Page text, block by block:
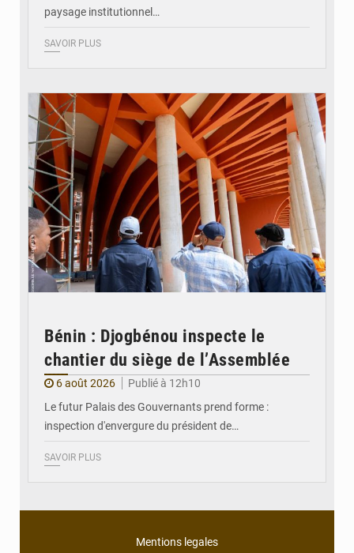
paysage institutionnel…
SAVOIR PLUS
Bénin : Djogbénou inspecte le
chantier du siège de l’Assemblée
6 août 2026
Publié à 12h10
Le futur Palais des Gouvernants prend forme :
inspection d'envergure du président de…
SAVOIR PLUS
Mentions legales